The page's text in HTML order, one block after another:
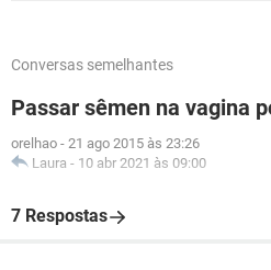
Conversas semelhantes
Passar sêmen na vagina
orelhao - 21 ago 2015 às 23:26
Laura - 10 abr 2021 às 09:00
7 Respostas